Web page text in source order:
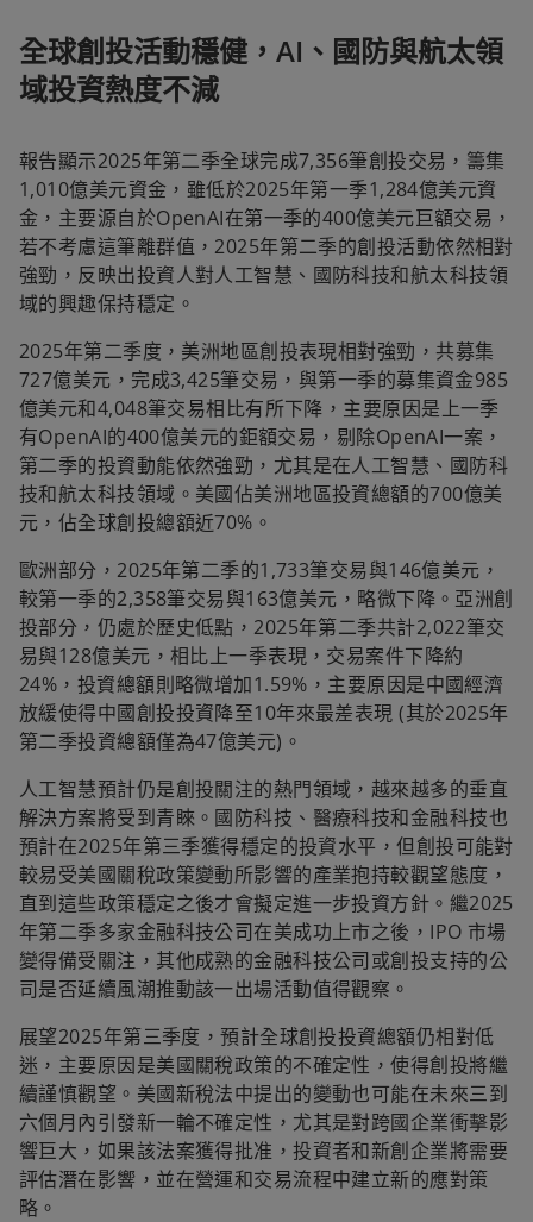
全球創投活動穩健，AI、國防與航太領
域投資熱度不減
報告顯示2025年第二季全球完成7,356筆創投交易，籌集
1,010億美元資金，雖低於2025年第一季1,284億美元資
金，主要源自於OpenAI在第一季的400億美元巨額交易，
若不考慮這筆離群值，2025年第二季的創投活動依然相對
強勁，反映出投資人對人工智慧、國防科技和航太科技領
域的興趣保持穩定。
2025年第二季度，美洲地區創投表現相對強勁，共募集
727億美元，完成3,425筆交易，與第一季的募集資金985
億美元和4,048筆交易相比有所下降，主要原因是上一季
有OpenAI的400億美元的鉅額交易，剔除OpenAI一案，
第二季的投資動能依然強勁，尤其是在人工智慧、國防科
技和航太科技領域。美國佔美洲地區投資總額的700億美
元，佔全球創投總額近70%。
歐洲部分，2025年第二季的1,733筆交易與146億美元，
較第一季的2,358筆交易與163億美元，略微下降。亞洲創
投部分，仍處於歷史低點，2025年第二季共計2,022筆交
易與128億美元，相比上一季表現，交易案件下降約
24%，投資總額則略微增加1.59%，主要原因是中國經濟
放緩使得中國創投投資降至10年來最差表現 (其於2025年
第二季投資總額僅為47億美元)。
人工智慧預計仍是創投關注的熱門領域，越來越多的垂直
解決方案將受到青睞。國防科技、醫療科技和金融科技也
預計在2025年第三季獲得穩定的投資水平，但創投可能對
較易受美國關稅政策變動所影響的產業抱持較觀望態度，
直到這些政策穩定之後才會擬定進一步投資方針。繼2025
年第二季多家金融科技公司在美成功上市之後，IPO 市場
變得備受關注，其他成熟的金融科技公司或創投支持的公
司是否延續風潮推動該一出場活動值得觀察。
展望2025年第三季度，預計全球創投投資總額仍相對低
迷，主要原因是美國關稅政策的不確定性，使得創投將繼
續謹慎觀望。美國新稅法中提出的變動也可能在未來三到
六個月內引發新一輪不確定性，尤其是對跨國企業衝擊影
響巨大，如果該法案獲得批准，投資者和新創企業將需要
評估潛在影響，並在營運和交易流程中建立新的應對策
略。